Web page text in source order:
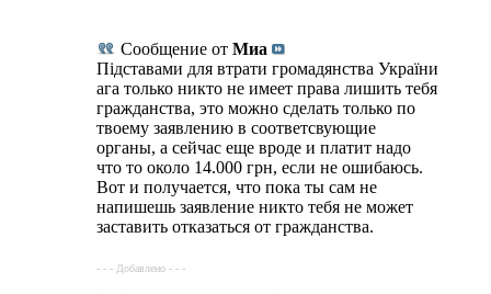
Сообщение от Миа
Підставами для втрати громадянства України
ага только никто не имеет права лишить тебя
гражданства, это можно сделать только по
твоему заявлению в соответсвующие
органы, а сейчас еще вроде и платит надо
что то около 14.000 грн, если не ошибаюсь.
Вот и получается, что пока ты сам не
напишешь заявление никто тебя не может
заставить отказаться от гражданства.
- - - Добавлено - - -